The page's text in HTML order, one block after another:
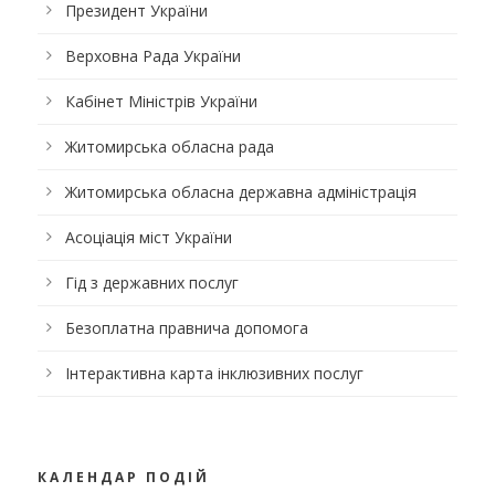
Президент України
Верховна Рада України
Кабінет Міністрів України
Житомирська обласна рада
Житомирська обласна державна адміністрація
Асоціація міст України
Гід з державних послуг
Безоплатна правнича допомога
Інтерактивна карта інклюзивних послуг
КАЛЕНДАР ПОДІЙ